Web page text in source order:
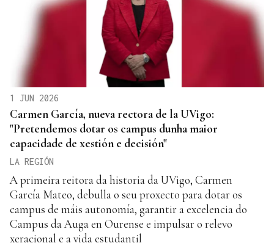
1 JUN 2026
Carmen García, nueva rectora de la UVigo:
"Pretendemos dotar os campus dunha maior
capacidade de xestión e decisión"
LA REGIÓN
A primeira reitora da historia da UVigo, Carmen
García Mateo, debulla o seu proxecto para dotar os
campus de máis autonomía, garantir a excelencia do
Campus da Auga en Ourense e impulsar o relevo
xeracional e a vida estudantil